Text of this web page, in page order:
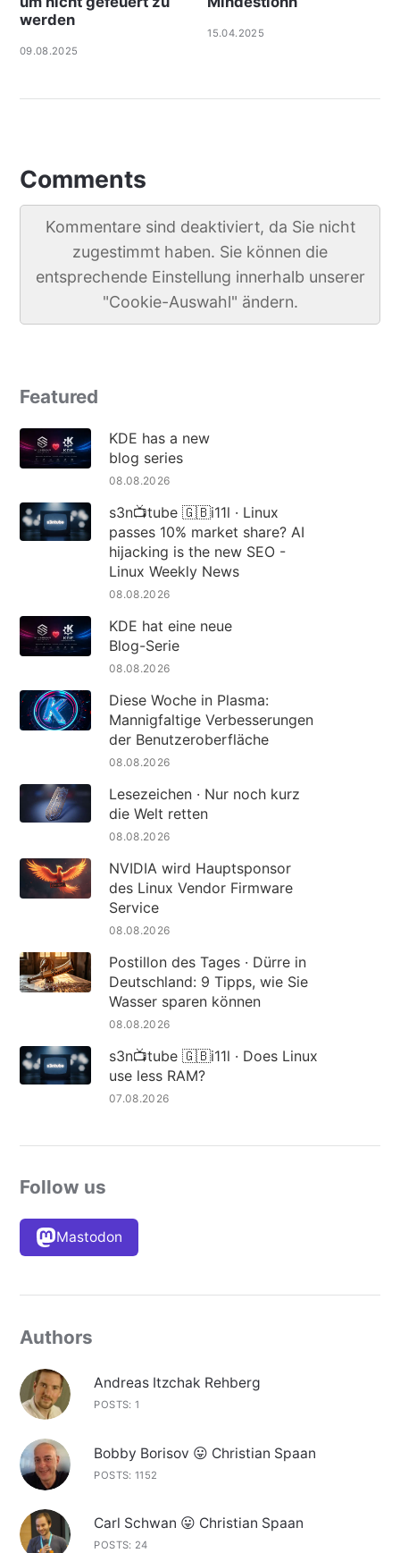
werden
09.08.2025
15.04.2025
Comments
Kommentare sind deaktiviert, da Sie nicht
zugestimmt haben. Sie können die
entsprechende Einstellung innerhalb unserer
"Cookie-Auswahl" ändern.
Featured
KDE has a new
blog series
08.08.2026
s3n📺tube 🇬🇧i11l · Linux
passes 10% market share? AI
hijacking is the new SEO -
Linux Weekly News
08.08.2026
KDE hat eine neue
Blog-Serie
08.08.2026
Diese Woche in Plasma:
Mannigfaltige Verbesserungen
der Benutzeroberfläche
08.08.2026
Lesezeichen · Nur noch kurz
die Welt retten
08.08.2026
NVIDIA wird Hauptsponsor
des Linux Vendor Firmware
Service
08.08.2026
Postillon des Tages · Dürre in
Deutschland: 9 Tipps, wie Sie
Wasser sparen können
08.08.2026
s3n📺tube 🇬🇧i11l · Does Linux
use less RAM?
07.08.2026
Follow us
Mastodon
Authors
Andreas Itzchak Rehberg
POSTS: 1
Bobby Borisov 😛 Christian Spaan
POSTS: 1152
Carl Schwan 😛 Christian Spaan
POSTS: 24